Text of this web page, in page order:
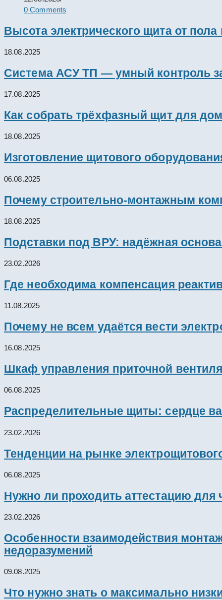
0 Comments
Высота электрического щита от
18.08.2025
Система АСУ ТП — умный контроль
17.08.2025
Как собрать трёхфазный щит для
18.08.2025
Изготовление щитового
06.08.2025
Почему строительно-монтажным
18.08.2025
Подставки под ВРУ: надёжная
23.02.2026
Где необходима компенсация
11.08.2025
Почему не всем удаётся вести
16.08.2025
Шкаф управления приточной
06.08.2025
Распределительные щиты: сердце
23.02.2026
Тенденции на рынке
06.08.2025
Нужно ли проходить аттестацию для
23.02.2026
Особенности взаимодействия
недоразумений
09.08.2025
Что нужно знать о максимально